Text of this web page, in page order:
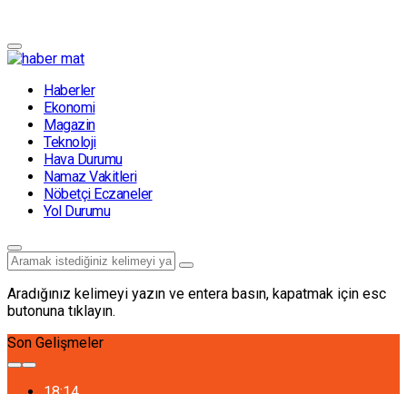
Haberler
Ekonomi
Magazin
Teknoloji
Hava Durumu
Namaz Vakitleri
Nöbetçi Eczaneler
Yol Durumu
Aradığınız kelimeyi yazın ve entera basın, kapatmak için esc
butonuna tıklayın.
Son Gelişmeler